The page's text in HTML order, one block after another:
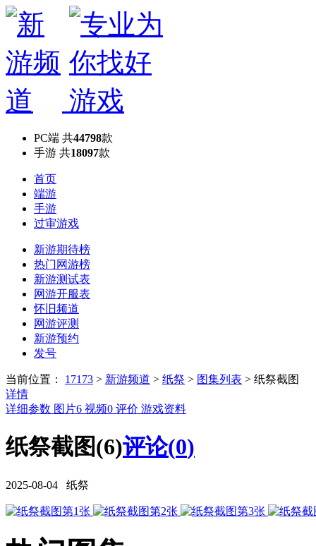
PC端 共44798款
手游 共18097款
首页
端游
手游
过审游戏
新游期待榜
热门网游榜
新游测试表
网游开服表
怀旧频道
网游评测
新游预约
发号
当前位置： 17173 > 新游频道 > 纸祭 > 图集列表 > 纸祭截图
详情
详细参数 图片6 视频0 评价 游戏资料
纸祭截图(6)评论(0)
2025-08-04 纸祭